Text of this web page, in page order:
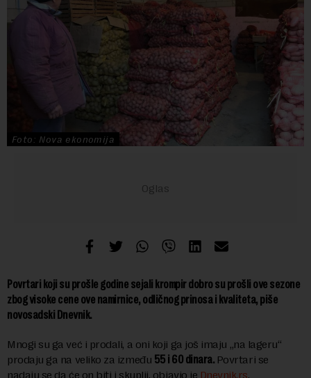
Foto: Nova ekonomija
Povrtari koji su prošle godine sejali krompir dobro su prošli ove sezone
zbog visoke cene ove namirnice, odličnog prinosa i kvaliteta, piše
novosadski Dnevnik.
Mnogi su ga već i prodali, a oni koji ga još imaju „na lageru“
prodaju ga na veliko za između 55 i 60 dinara. Povrtari se
nadaju se da će on biti i skuplji, objavio je Dnevnik.rs.